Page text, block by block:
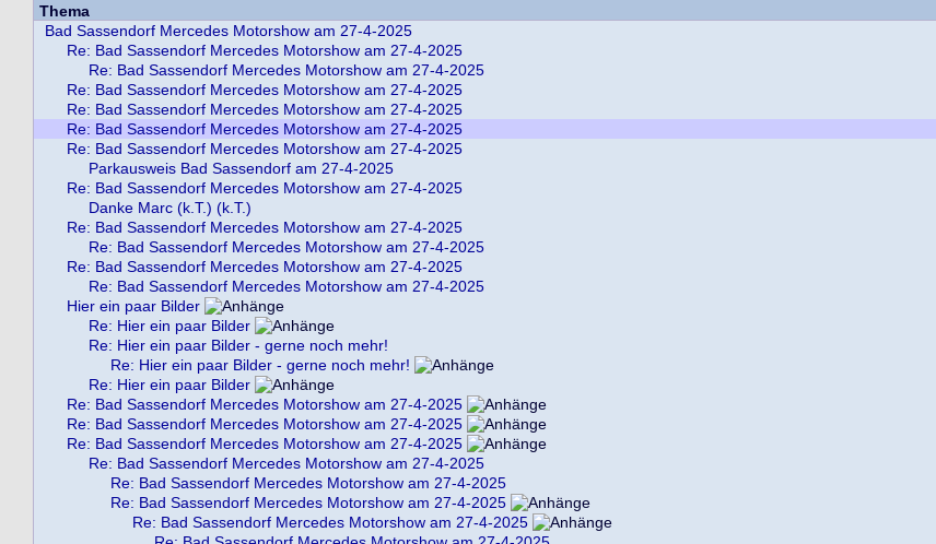
Thema
Bad Sassendorf Mercedes Motorshow am 27-4-2025
Re: Bad Sassendorf Mercedes Motorshow am 27-4-2025
Re: Bad Sassendorf Mercedes Motorshow am 27-4-2025
Re: Bad Sassendorf Mercedes Motorshow am 27-4-2025
Re: Bad Sassendorf Mercedes Motorshow am 27-4-2025
Re: Bad Sassendorf Mercedes Motorshow am 27-4-2025
Re: Bad Sassendorf Mercedes Motorshow am 27-4-2025
Parkausweis Bad Sassendorf am 27-4-2025
Re: Bad Sassendorf Mercedes Motorshow am 27-4-2025
Danke Marc (k.T.) (k.T.)
Re: Bad Sassendorf Mercedes Motorshow am 27-4-2025
Re: Bad Sassendorf Mercedes Motorshow am 27-4-2025
Re: Bad Sassendorf Mercedes Motorshow am 27-4-2025
Re: Bad Sassendorf Mercedes Motorshow am 27-4-2025
Hier ein paar Bilder
Re: Hier ein paar Bilder
Re: Hier ein paar Bilder - gerne noch mehr!
Re: Hier ein paar Bilder - gerne noch mehr!
Re: Hier ein paar Bilder
Re: Bad Sassendorf Mercedes Motorshow am 27-4-2025
Re: Bad Sassendorf Mercedes Motorshow am 27-4-2025
Re: Bad Sassendorf Mercedes Motorshow am 27-4-2025
Re: Bad Sassendorf Mercedes Motorshow am 27-4-2025
Re: Bad Sassendorf Mercedes Motorshow am 27-4-2025
Re: Bad Sassendorf Mercedes Motorshow am 27-4-2025
Re: Bad Sassendorf Mercedes Motorshow am 27-4-2025